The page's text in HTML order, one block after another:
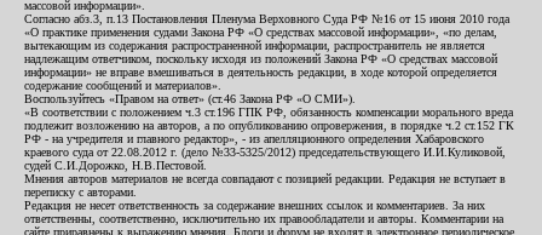
массовой информации».
Согласно абз.3, п.13 Постановления Пленума Верховного Суда РФ №16 от 15 июня 2010 года
«О практике применения судами Закона РФ «О средствах массовой информации», «по делам,
вытекающим из содержания распространенной информации, распространитель не является
надлежащим ответчиком, поскольку исходя из положений Закона РФ «О средствах массовой
информации» не вправе вмешиваться в деятельность редакции, в ходе которой определяется
содержание сообщений и материалов».
Воспользуйтесь «Правом на ответ» (ст.46 Закона РФ «О СМИ»).
«В соответствии с положением ч.3 ст.196 ГПК РФ, обязанность компенсации морального вреда
подлежит возложению на авторов, а по опубликованию опровержения, в порядке ч.2 ст.152 ГК
РФ - на учредителя и главного редактор», - из апелляционного определения Хабаровского
краевого суда от 22.08.2012 г. (дело №33-5325/2012) председательствующего И.И.Куликовой,
судей С.И.Дорожко, Н.В.Пестовой.
Мнения авторов материалов не всегда совпадают с позицией редакции. Редакция не вступает в
переписку с авторами.
Редакция не несет ответственность за содержание внешних ссылок и комментариев. За них
ответственны, соответственно, исключительно их правообладатели и авторы. Комментарии на
сайте приравнены к выражению мнения. Блоги и форум не входят в электронное периодическое